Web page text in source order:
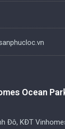
Ocean
Đô, KĐT